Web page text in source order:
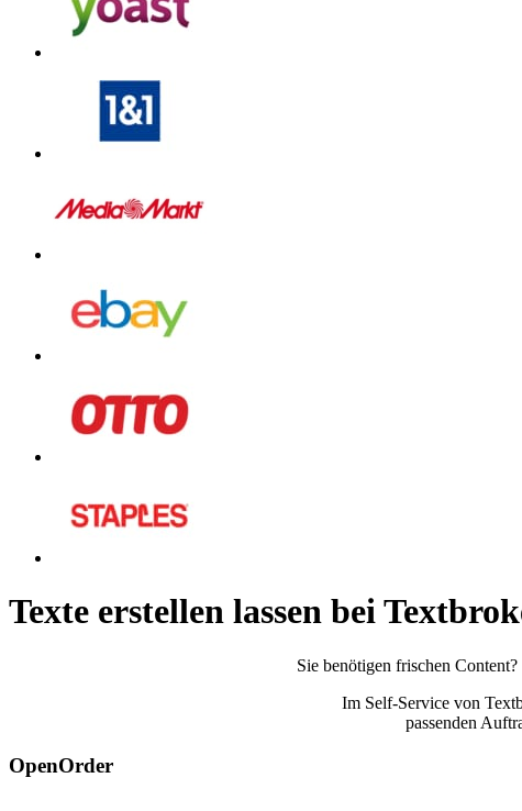
Texte erstellen lassen bei
Sie benötigen frischen
Im Self-Service von
passenden
OpenOrder